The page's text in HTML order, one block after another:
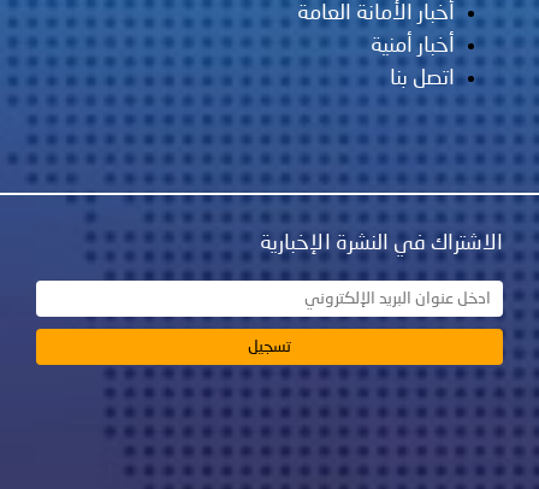
أخبار الأمانة العامة
أخبار أمنية
اتصل بنا
الاشتراك في النشرة الإخبارية